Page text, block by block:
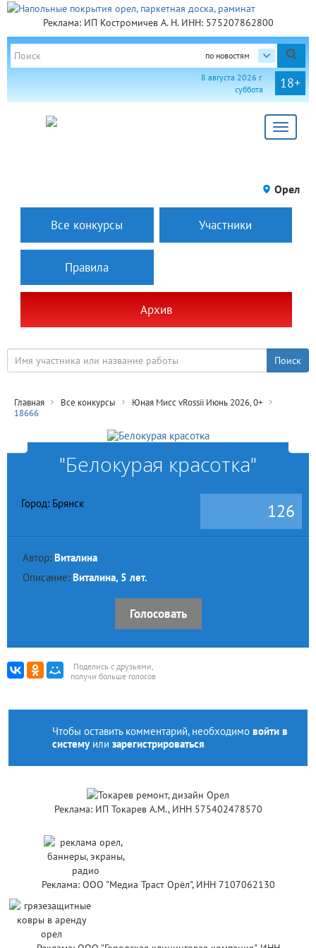
Реклама: ИП Костромичев А. Н. ИНН: 575207862800
по новостям
18+
8 августа 2026 г.
суббота
Toggle
Орел
Все конкурсы Участники
Правила
Архив
Главная Все конкурсы
Юная Мисс vRossii Июнь 2026, 0+
18666
"Белокурая красотка"
Город: Брянск 126
Автор: Виталина
Описание: Виталина, 5 лет.
Голосовать
Поделись с друзьями,
получи больше голосов
Чтобы оставить комментарий, необходимо войти в
системуили зарегистрироваться
Реклама: ИП Токарев А.М., ИНН 575402478570
Реклама: ООО "Медиа Траст Орёл", ИНН 7107062130